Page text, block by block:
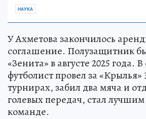
НАУКА
У Ахметова закончилось
соглашение. Полузащитник
«Зенита» в августе 2025 года.
футболист провел за «Крылья»
турнирах, забил два мяча и
голевых передач, стал
команде.